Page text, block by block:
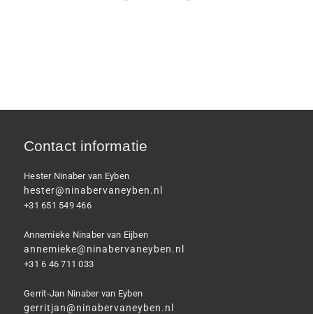
Contact informatie
Hester Ninaber van Eyben
hester@ninabervaneyben.nl
+31 651 549 466
Annemieke Ninaber van Eijben
annemieke@ninabervaneyben.nl
+31 6 46 711 033
Gerrit-Jan Ninaber van Eyben
gerritjan@ninabervaneyben.nl